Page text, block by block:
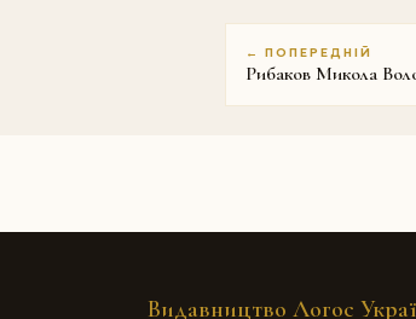
← ПОПЕРЕДНІЙ
Рибаков Микола
Видавництво Логос